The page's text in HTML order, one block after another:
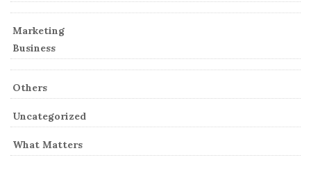
Marketing
Business
Others
Uncategorized
What Matters